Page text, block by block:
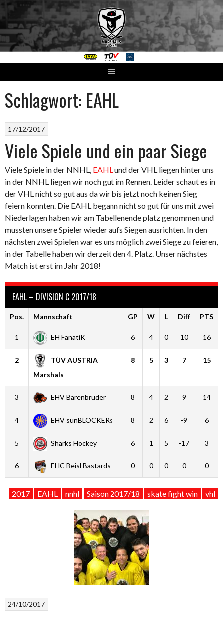
Springe
zum
Inhalt
Schlagwort: EAHL
17/12/2017
Viele Spiele und ein paar Siege
Viele Spiele in der NNHL, EAHL und der VHL liegen hinter uns
in der NNHL liegen wir noch gut im Rennen. Leider schaut es in
der VHL nicht so gut aus da wir bis jetzt noch keinen Sieg
feiern konnten. Die EAHL begann nicht so gut für uns mit zwei
Niederlagen haben wir am Tabellenende platz genommen und
mussten unsere Spieler wieder aufs Siegen ausrichten. In den
nächsten zwei Spielen war es uns möglich zwei Siege zu feieren,
in der Tabelle haben wir derzeit den 4. Platz. Unser nächstes
Match ist erst im Jahr 2018!
EAHL – DIVISION C 2017/18
Pos. Mannschaft GP W L Diff PTS
1 EH FanatiK 6 4 0 10 16
2
TÜV AUSTRIA
Marshals
8 5 3 7 15
3 EHV Bärenbrüder 8 4 2 9 14
4 EHV sunBLOCKERs 8 2 6 -9 6
5 Sharks Hockey 6 1 5 -17 3
6 EHC Beisl Bastards 0 0 0 0 0
2017 EAHL nnhl Saison 2017/18 skate fight win vhl
24/10/2017